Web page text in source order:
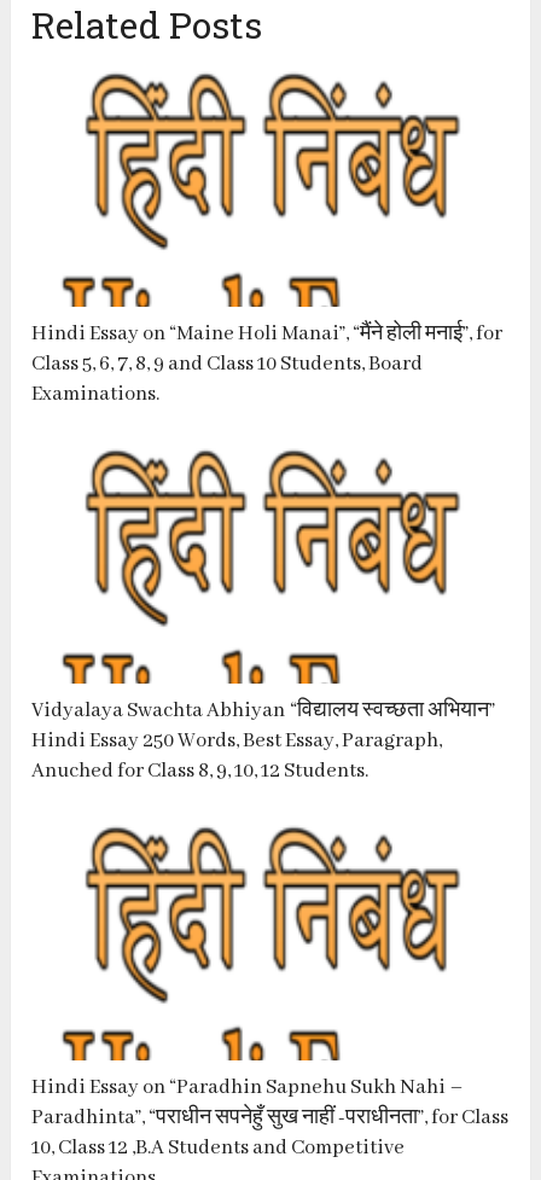
Related Posts
Hindi Essay on “Maine Holi Manai”, “मैंने होली मनाई”, for
Class 5, 6, 7, 8, 9 and Class 10 Students, Board
Examinations.
Vidyalaya Swachta Abhiyan “विद्यालय स्वच्छता अभियान”
Hindi Essay 250 Words, Best Essay, Paragraph,
Anuched for Class 8, 9, 10, 12 Students.
Hindi Essay on “Paradhin Sapnehu Sukh Nahi –
Paradhinta”, “पराधीन सपनेहुँ सुख नाहीं -पराधीनता”, for Class
10, Class 12 ,B.A Students and Competitive